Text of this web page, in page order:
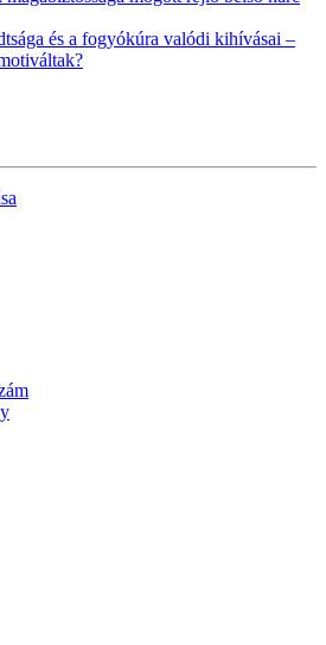
és a fogyókúra valódi kihívásai –